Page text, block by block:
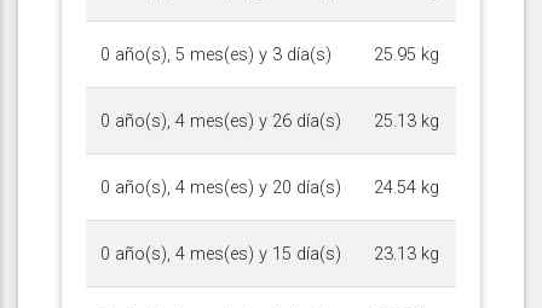
0 año(s), 5 mes(es) y 3 día(s) 25.95 kg
0 año(s), 4 mes(es) y 26 día(s) 25.13 kg
0 año(s), 4 mes(es) y 20 día(s) 24.54 kg
0 año(s), 4 mes(es) y 15 día(s) 23.13 kg